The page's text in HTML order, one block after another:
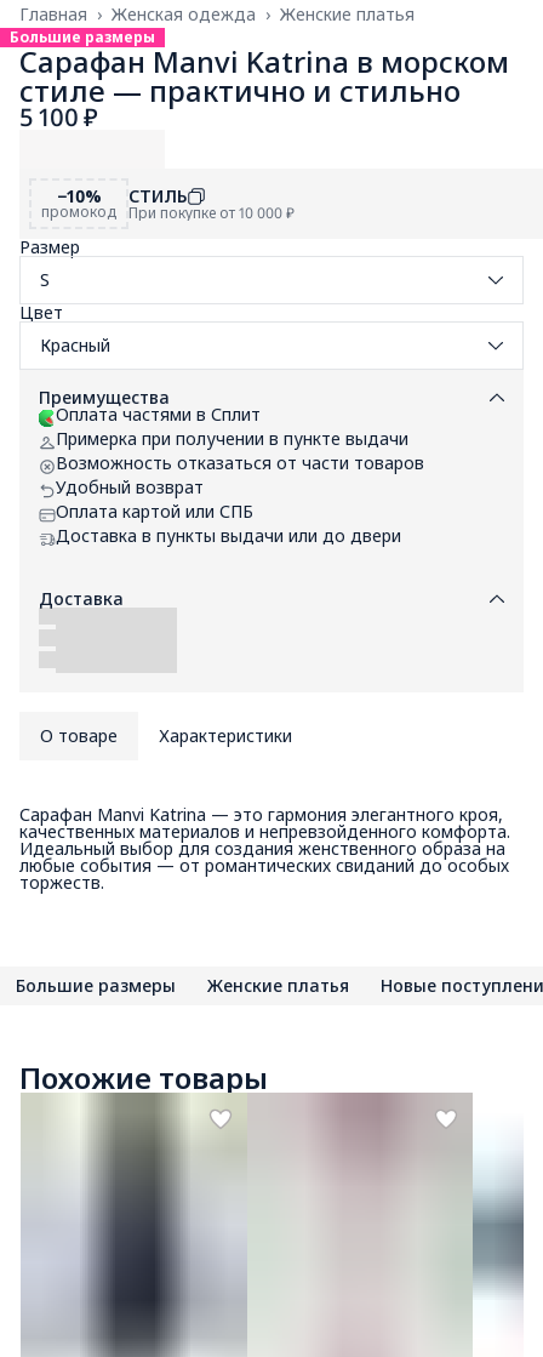
Женские платья
Женская одежда ›
Главная ›
Большие размеры
Сарафан Manvi Katrina в морском
стиле — практично и стильно
5 100 ₽
−10%
промокод
СТИЛЬ
При покупке от 10 000 ₽
Размер
S
Цвет
Красный
Преимущества
Оплата частями в Сплит
Примерка при получении в пункте выдачи
Возможность отказаться от части товаров
Удобный возврат
Оплата картой или СПБ
Доставка в пункты выдачи или до двери
Доставка
О товаре Характеристики
Сарафан Manvi Katrina — это гармония элегантного кроя,
качественных материалов и непревзойденного комфорта.
Идеальный выбор для создания женственного образа на
любые события — от романтических свиданий до особых
торжеств.
Большие размеры Женские платья Новые
Похожие товары